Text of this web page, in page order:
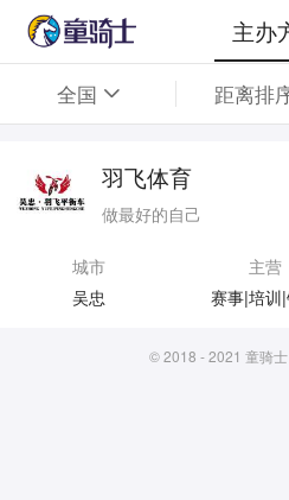
主办
全国 距离排
羽飞体育
做最好的自己
城市
吴忠
主营
赛事|培训
© 2018 - 2021 童骑